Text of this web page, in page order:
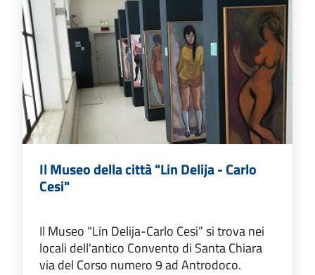
Il Museo della città "Lin Delija - Carlo
Cesi"
Il Museo “Lin Delija-Carlo Cesi” si trova nei
locali dell'antico Convento di Santa Chiara
via del Corso numero 9 ad Antrodoco.